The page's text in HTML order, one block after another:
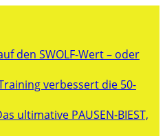
den SWOLF-Wert – oder
verbessert die 50-
ultimative PAUSEN-BIEST,